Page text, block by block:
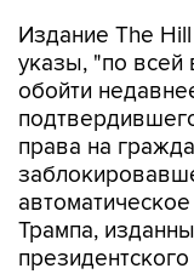
Издание The Hill
указы, "по всей
обойти
права на
Трампа,